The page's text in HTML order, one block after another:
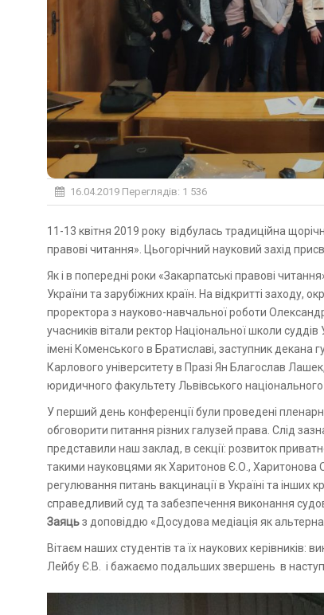
16.04.2019 Переглядів: 1 536
11-13 квітня 2019 року відбулась традиційна щорічна ХІ міжнародна науково-практична конференція «Закарпатські
правові читання». Цьогорічний науковий захід
Як і в попередні роки «Закарпатські правові
України та зарубіжних країн. На відкритті заходу,
проректора з науково-навчальної роботи
учасників вітали ректор Національної школи
імені Коменського в Братиславі, заступник декана
Карлового університету в Празі Ян Благослав
юридичного факультету Львівського
У перший день конференції були проведені
обговорити питання різних галузей права. Слід
представили наш заклад, в секції: розвиток
такими науковцями як Харитонов Є.О., Харитонова
регулювання питань вакцинації в Україні та інших
справедливий суд та забезпечення виконання
Заяцьз доповіддю «Досудова медіація як
Вітаєм наших студентів та їх наукових
Лейбу Є.В. і бажаємо подальших звершень в